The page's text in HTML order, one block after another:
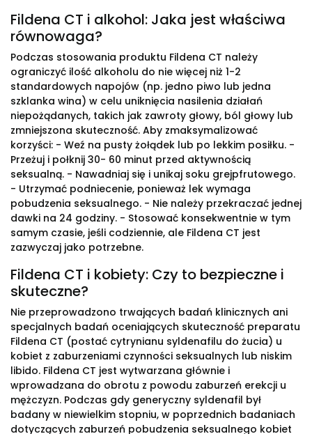
Fildena CT i alkohol: Jaka jest właściwa
równowaga?
Podczas stosowania produktu Fildena CT należy
ograniczyć ilość alkoholu do nie więcej niż 1-2
standardowych napojów (np. jedno piwo lub jedna
szklanka wina) w celu uniknięcia nasilenia działań
niepożądanych, takich jak zawroty głowy, ból głowy lub
zmniejszona skuteczność. Aby zmaksymalizować
korzyści: - Weź na pusty żołądek lub po lekkim posiłku. -
Przeżuj i połknij 30- 60 minut przed aktywnością
seksualną. - Nawadniaj się i unikaj soku grejpfrutowego.
- Utrzymać podniecenie, ponieważ lek wymaga
pobudzenia seksualnego. - Nie należy przekraczać jednej
dawki na 24 godziny. - Stosować konsekwentnie w tym
samym czasie, jeśli codziennie, ale Fildena CT jest
zazwyczaj jako potrzebne.
Fildena CT i kobiety: Czy to bezpieczne i
skuteczne?
Nie przeprowadzono trwających badań klinicznych ani
specjalnych badań oceniających skuteczność preparatu
Fildena CT (postać cytrynianu syldenafilu do żucia) u
kobiet z zaburzeniami czynności seksualnych lub niskim
libido. Fildena CT jest wytwarzana głównie i
wprowadzana do obrotu z powodu zaburzeń erekcji u
mężczyzn. Podczas gdy generyczny syldenafil był
badany w niewielkim stopniu, w poprzednich badaniach
dotyczących zaburzeń pobudzenia seksualnego kobiet